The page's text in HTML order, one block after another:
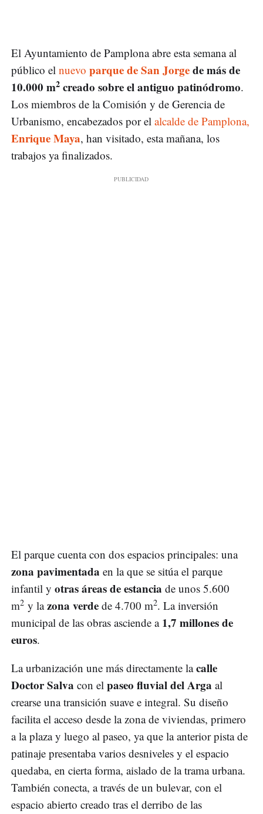
El Ayuntamiento de Pamplona abre esta semana al
público el nuevo parque deSan Jorgede más de
10.000 m2 creado sobre el antiguo patinódromo.
Los miembros de la Comisión y de Gerencia de
Urbanismo, encabezados por el alcalde de Pamplona,
Enrique Maya, han visitado, esta mañana, los
trabajos ya finalizados.
El parque cuenta con dos espacios principales: una
zona pavimentada en la que se sitúa el parque
infantil y otras áreas de estancia de unos 5.600
m2 y lazona verde de 4.700 m2. La inversión
municipal de las obras asciende a 1,7 millones de
euros.
La urbanización une más directamente lacalle
Doctor Salva con el paseo fluvial del Arga al
crearse una transición suave e integral. Su diseño
facilita el acceso desde la zona de viviendas, primero
a la plaza y luego al paseo, ya que la anterior pista de
patinaje presentaba varios desniveles y el espacio
quedaba, en cierta forma, aislado de la trama urbana.
También conecta, a través de un bulevar, con el
espacio abierto creado tras el derribo de las